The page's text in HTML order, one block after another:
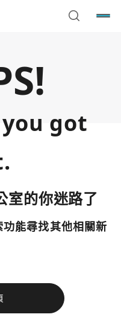
got
室的你迷路了
能尋找其他相關新
繼續
空白處，即可回到加密